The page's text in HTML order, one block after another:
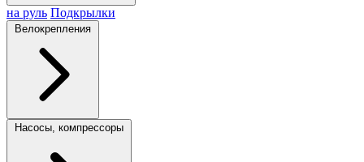
на руль Подкрылки
Велокрепления
Насосы, компрессоры